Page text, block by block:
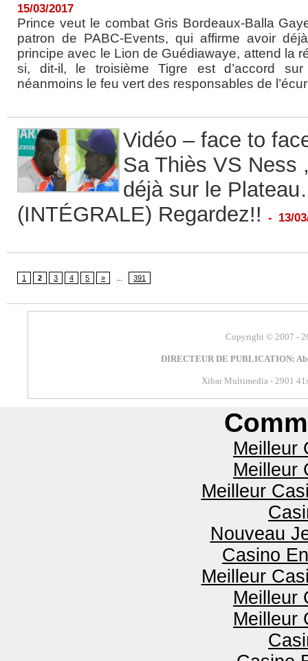
15/03/2017
Prince veut le combat Gris Bordeaux-Balla
patron de PABC-Events, qui affirme avoir
principe avec le Lion de Guédiawaye, attend la
si, dit-il, le troisième Tigre est d’accord
néanmoins le feu vert des responsables de
Vidéo – face to
Sa Thiès VS Ness
déjà sur le
(INTÉGRALE) Regardez!!
- 13/
1 2 3 4 5 » 391
Copyright© 2007 -
DIRECTEUR DE PUBLICATION:
Xibar Multimedia - 2901
Meilleur
Meilleur
Meilleur
Nouveau
Casino
Meilleur
Meilleur
Meilleur